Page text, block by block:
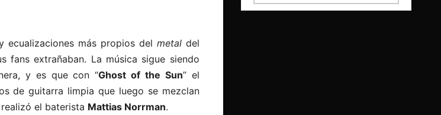
ecualizaciones más propios del metal del
fans extrañaban. La música sigue siendo
y es que con “Ghost of the Sun” el
de guitarra limpia que luego se mezclan
el baterista Mattias Norrman.